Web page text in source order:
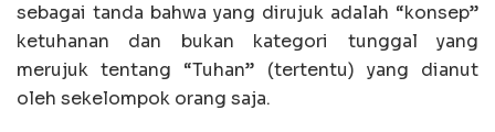
sebagai tanda bahwa yang dirujuk adalah “konsep”
ketuhanan dan bukan kategori tunggal yang
merujuk tentang “Tuhan” (tertentu) yang dianut
oleh sekelompok orang saja.